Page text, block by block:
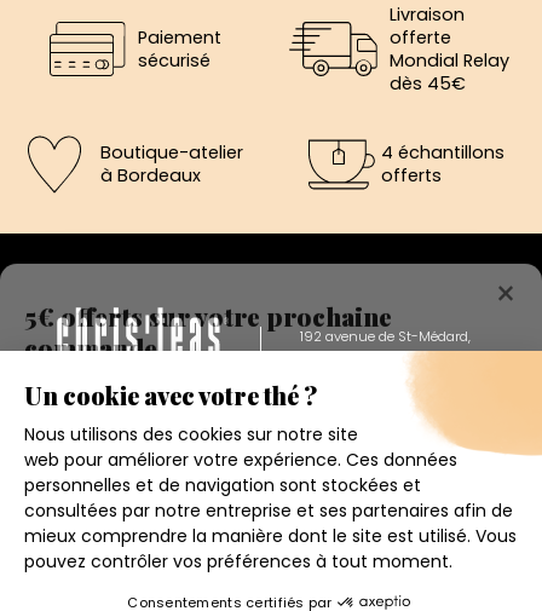
Paiement
sécurisé
Livraison
offerte
Mondial Relay
dès 45€
Boutique-atelier
à Bordeaux
4 échantillons
offerts
192 avenue de St-Médard,
Eysines
Du lundi au vendredi de 12h à 19h
4.6★
×
5€ offerts sur votre prochaine
commande
Inscrivez vous a notre newsletter et recevez
immédiatement un bon de réduction de 5€.
Votre adresse email
J'accepte de recevoir la newsletter et j'ai pris connaissance
de la politique de confidentialité.
Conditions générales de ventes
Mentions légales
Politique de confidentialité
Contact